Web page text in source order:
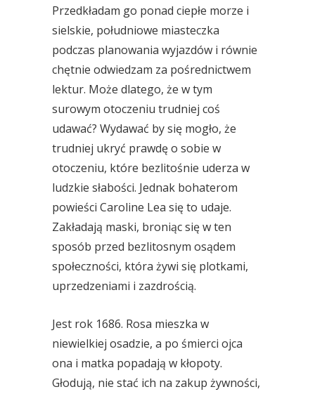
Przedkładam go ponad ciepłe morze i
sielskie, południowe miasteczka
podczas planowania wyjazdów i równie
chętnie odwiedzam za pośrednictwem
lektur. Może dlatego, że w tym
surowym otoczeniu trudniej coś
udawać? Wydawać by się mogło, że
trudniej ukryć prawdę o sobie w
otoczeniu, które bezlitośnie uderza w
ludzkie słabości. Jednak bohaterom
powieści Caroline Lea się to udaje.
Zakładają maski, broniąc się w ten
sposób przed bezlitosnym osądem
społeczności, która żywi się plotkami,
uprzedzeniami i zazdrością.
Jest rok 1686. Rosa mieszka w
niewielkiej osadzie, a po śmierci ojca
ona i matka popadają w kłopoty.
Głodują, nie stać ich na zakup żywności,